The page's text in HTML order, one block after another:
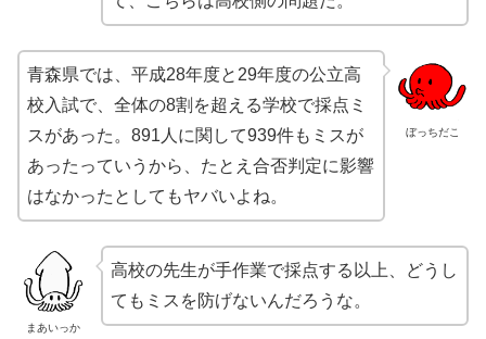
ぼっちだこ
青森県では、平成28年度と29年度の公立高
校入試で、全体の8割を超える学校で採点ミ
スがあった。891人に関して939件もミスが
あったっていうから、たとえ合否判定に影響
はなかったとしてもヤバいよね。
まあいっか
高校の先生が手作業で採点する以上、どうし
てもミスを防げないんだろうな。